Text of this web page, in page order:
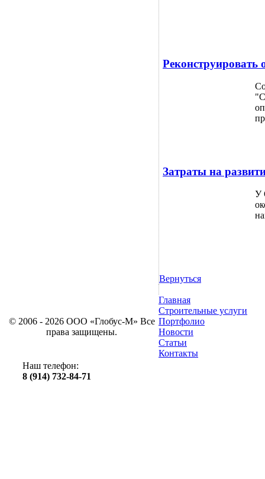
Затраты на
У
Вернуться
© 2006 - 2026 ООО «Глобус-М» Все
права защищены.
Главная
Строительные услуги
Портфолио
Новости
Статьи
Контакты
Наш телефон:
8 (914) 732-84-71